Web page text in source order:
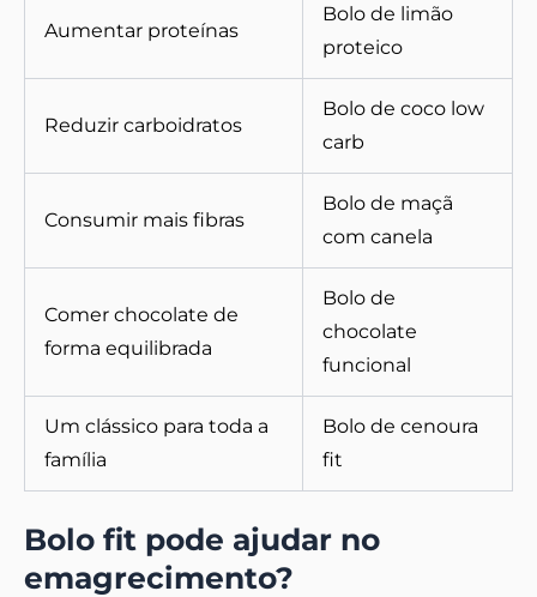
Aumentar proteínas
Bolo de limão
proteico
Reduzir carboidratos
Bolo de coco low
carb
Consumir mais fibras
Bolo de maçã
com canela
Comer chocolate de
forma equilibrada
Bolo de
chocolate
funcional
Um clássico para toda a
família
Bolo de cenoura
fit
Bolo fit pode ajudar no
emagrecimento?